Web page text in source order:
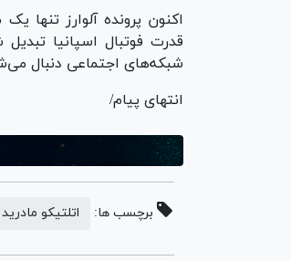
اکنون پرونده آلوارز تنها
قدرت فوتبال اسپانیا
شبکه‌های اجتماعی دنبال
انتهای پیام/
برچسب ها: اتلتیکو مادرید